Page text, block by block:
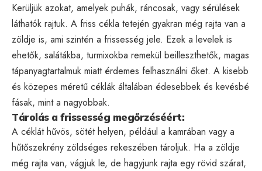
Kerüljük azokat, amelyek puhák, ráncosak, vagy sérülések
láthatók rajtuk. A friss cékla tetején gyakran még rajta van a
zöldje is, ami szintén a frissesség jele. Ezek a levelek is
ehetők, salátákba, turmixokba remekül beilleszthetők, magas
tápanyagtartalmuk miatt érdemes felhasználni őket. A kisebb
és közepes méretű céklák általában édesebbek és kevésbé
fásak, mint a nagyobbak.
Tárolás a frissesség megőrzéséért:
A céklát hűvös, sötét helyen, például a kamrában vagy a
hűtőszekrény zöldséges rekeszében tároljuk. Ha a zöldje
még rajta van, vágjuk le, de hagyjunk rajta egy rövid szárat,